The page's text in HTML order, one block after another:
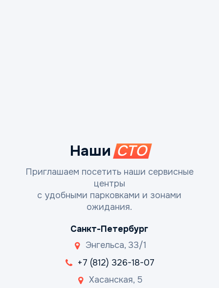
Наши СТО
Приглашаем посетить наши сервисные
центры
с удобными парковками и зонами
ожидания.
Санкт-Петербург
Энгельса, 33/1
+7 (812) 326-18-07
Хасанская, 5